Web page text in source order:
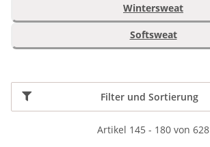
Wintersweat
Softsweat
Filter und Sortierung
Artikel 145 - 180 von 628